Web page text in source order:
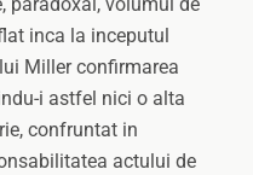
inca la inceputul
Miller confirmarea
i astfel nici o alta
confruntat in
actului de